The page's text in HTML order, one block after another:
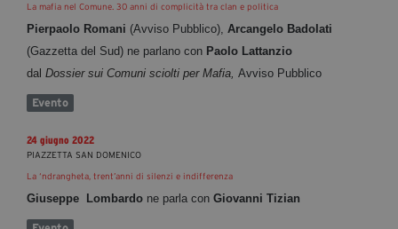
La mafia nel Comune. 30 anni di complicità tra clan e politica
Pierpaolo Romani (Avviso Pubblico), Arcangelo Badolati
(Gazzetta del Sud) ne parlano con Paolo Lattanzio
dal Dossier sui Comuni sciolti per Mafia, Avviso Pubblico
Evento
24 giugno 2022
PIAZZETTA SAN DOMENICO
​​​​​​​La ‘ndrangheta, trent’anni di silenzi e indifferenza
Giuseppe Lombardo ne parla con Giovanni Tizian